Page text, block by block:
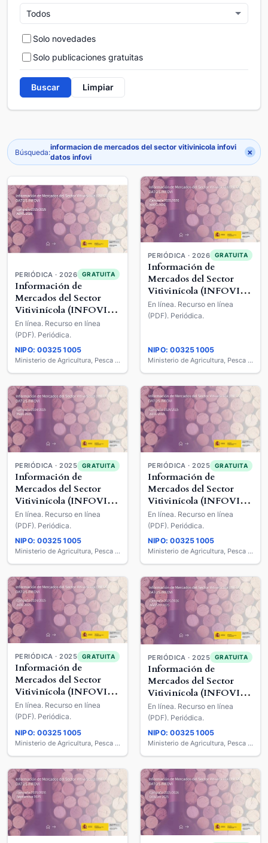
Solo novedades
Solo publicaciones gratuitas
Buscar Limpiar
Búsqueda:
informacion de mercados del sector vitivinicola infovi
datos infovi
×
PERIÓDICA · 2026 GRATUITA
Información de
Mercados del Sector
Vitivinícola (INFOVI) :
Datos INFOVI
En línea. Recurso en línea
(PDF). Periódica.
NIPO: 003251005
Ministerio de Agricultura, Pesca y Alimentación
PERIÓDICA · 2026 GRATUITA
Información de
Mercados del Sector
Vitivinícola (INFOVI) :
Datos INFOVI
En línea. Recurso en línea
(PDF). Periódica.
NIPO: 003251005
Ministerio de Agricultura, Pesca y Alimentación
PERIÓDICA · 2025 GRATUITA
Información de
Mercados del Sector
Vitivinícola (INFOVI) :
Datos INFOVI
En línea. Recurso en línea
(PDF). Periódica.
NIPO: 003251005
Ministerio de Agricultura, Pesca y Alimentación
PERIÓDICA · 2025 GRATUITA
Información de
Mercados del Sector
Vitivinícola (INFOVI) :
Datos INFOVI
En línea. Recurso en línea
(PDF). Periódica.
NIPO: 003251005
Ministerio de Agricultura, Pesca y Alimentación
PERIÓDICA · 2025 GRATUITA
Información de
Mercados del Sector
Vitivinícola (INFOVI) :
Datos INFOVI
En línea. Recurso en línea
(PDF). Periódica.
NIPO: 003251005
Ministerio de Agricultura, Pesca y Alimentación
PERIÓDICA · 2025 GRATUITA
Información de
Mercados del Sector
Vitivinícola (INFOVI) :
Datos INFOVI
En línea. Recurso en línea
(PDF). Periódica.
NIPO: 003251005
Ministerio de Agricultura, Pesca y Alimentación